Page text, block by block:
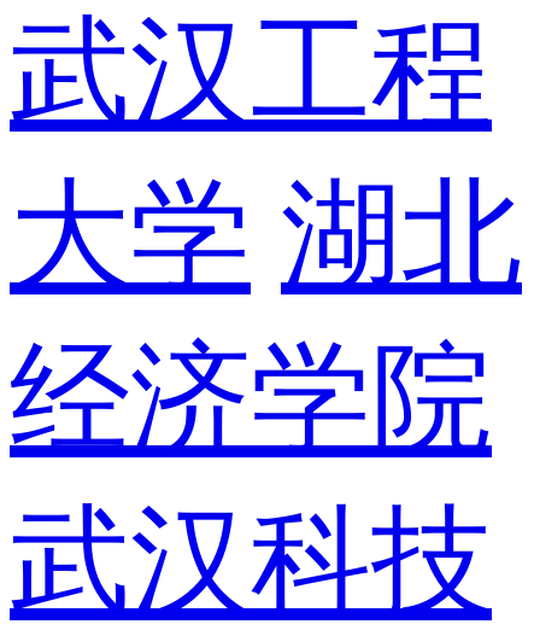
武汉工程
大学 湖北
经济学院
武汉科技